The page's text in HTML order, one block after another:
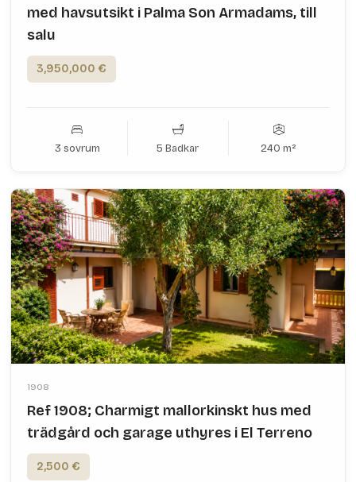
med havsutsikt i Palma Son Armadams, till
salu
3,950,000 €
3 sovrum 5 Badkar 240 m²
1908
Ref 1908; Charmigt mallorkinskt hus med
trädgård och garage uthyres i El Terreno
2,500 €